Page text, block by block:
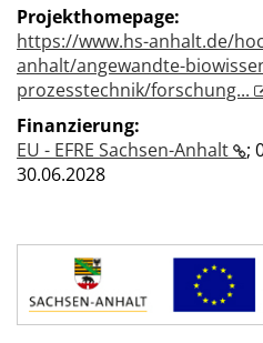
Projekthomepage:
https://www.hs-anhalt.de/
anhalt/angewandte-
prozesstechnik/forschung...
Finanzierung:
EU - EFRE Sachsen-Anhalt
;
30.06.2028